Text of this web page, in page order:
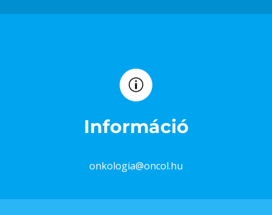
Információ
onkologia@oncol.hu